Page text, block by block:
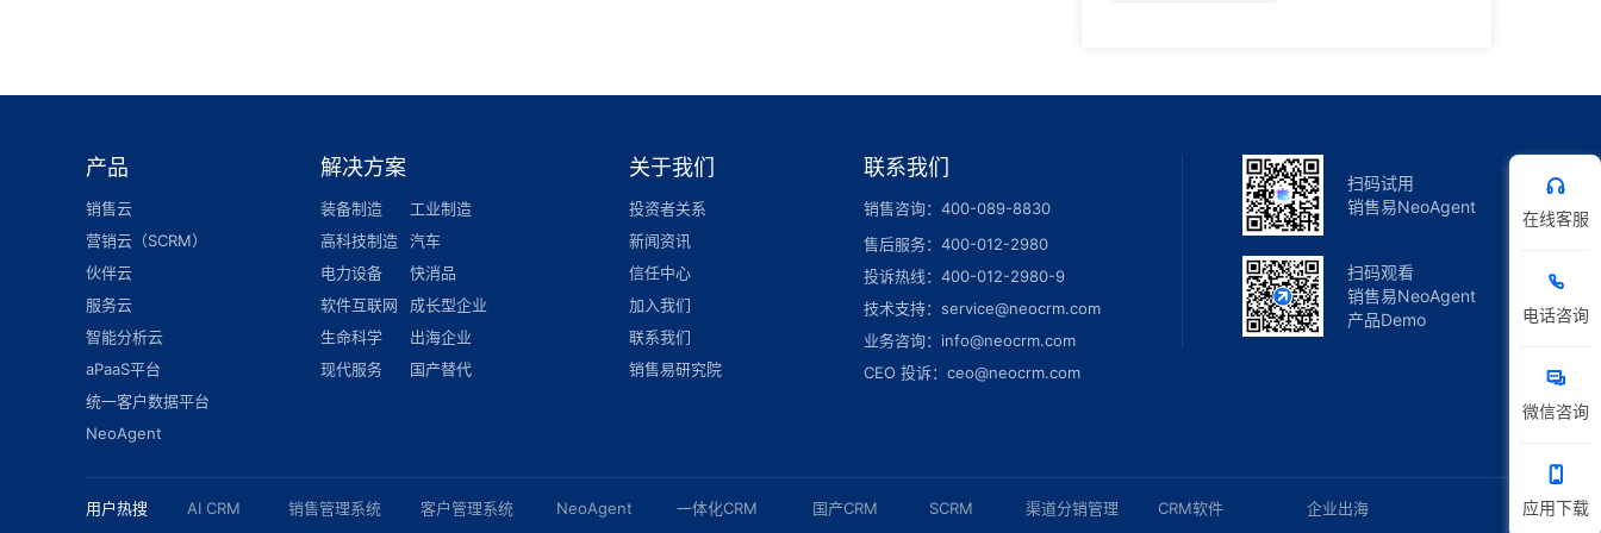
产品
销售云
营销云（SCRM）
伙伴云
服务云
智能分析云
aPaaS平台
统一客户数据平台
NeoAgent
解决方案
装备制造
工业制造
高科技制造
汽车
电力设备
快消品
软件互联网
成长型企业
生命科学
出海企业
现代服务
国产替代
关于我们
投资者关系
新闻资讯
信任中心
加入我们
联系我们
销售易研究院
联系我们
销售咨询：400-089-8830
售后服务：400-012-2980
投诉热线：400-012-2980-9
技术支持：service@neocrm.com
业务咨询：info@neocrm.com
CEO 投诉：ceo@neocrm.com
扫码试用
销售易NeoAgent
扫码观看
销售易NeoAgent
产品Demo
用户热搜
AI CRM
销售管理系统
客户管理系统
NeoAgent
一体化CRM
国产CRM
SCRM
渠道分销管理
CRM软件
企业出海
在线客服
电话咨询
微信咨询
应用下载